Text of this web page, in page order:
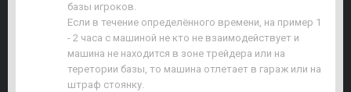
базы игроков.
Если в течение определённого времени, на пример 1
- 2 часа с машиной не кто не взаимодействует и
машина не находится в зоне трейдера или на
теретории базы, то машина отлетает в гараж или на
штраф стоянку.